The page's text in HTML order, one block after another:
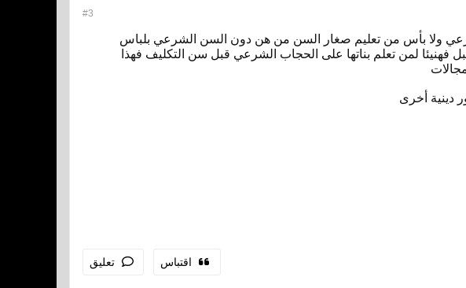
#3
وﻻ بأس من تعليم صغار السن من هن دون السن الشرعي بلباس
لمن تعلم بناتها على الحجاب الشرعي قبل سن التكليف فهذا
دينية أخرى
اقتباس تعليق